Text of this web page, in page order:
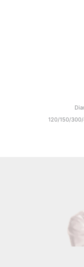
120/150/